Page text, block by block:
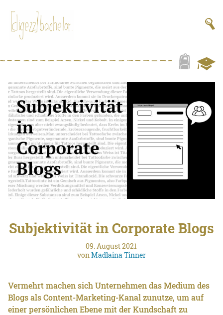
Subjektivität in Corporate Blogs
09. August 2021
vonMadlaina Tinner
Vermehrt machen sich Unternehmen das Medium des
Blogs als Content-Marketing-Kanal zunutze, um auf
einer persönlichen Ebene mit der Kundschaft zu